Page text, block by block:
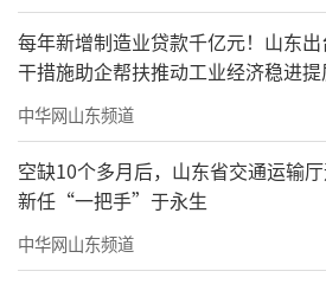
每年新增制造业贷款千亿元！山东
干措施助企帮扶推动工业经济稳进
中华网山东频道
空缺10个多月后，山东省交通运输
新任“一把手”于永生
中华网山东频道